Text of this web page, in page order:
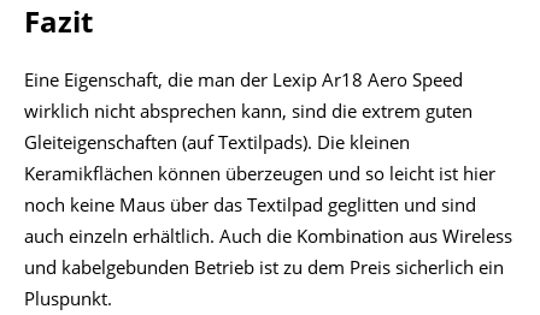
Fazit
Eine Eigenschaft, die man der Lexip Ar18 Aero Speed
wirklich nicht absprechen kann, sind die extrem guten
Gleiteigenschaften (auf Textilpads). Die kleinen
Keramikflächen können überzeugen und so leicht ist hier
noch keine Maus über das Textilpad geglitten und sind
auch einzeln erhältlich. Auch die Kombination aus Wireless
und kabelgebunden Betrieb ist zu dem Preis sicherlich ein
Pluspunkt.